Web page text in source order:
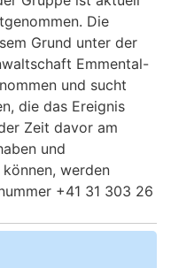
Die
Grund unter der
Emmental-
und sucht
die das Ereignis
Zeit davor am
und
werden
+41 31 303 26